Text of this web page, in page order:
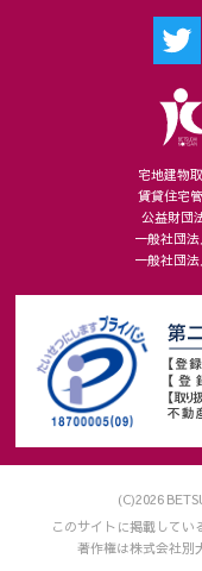
宅地建物
賃貸住宅
公益財団
一般社団
一般社団
(C)2026
このサイトに掲載してい
著作権は株式会社別